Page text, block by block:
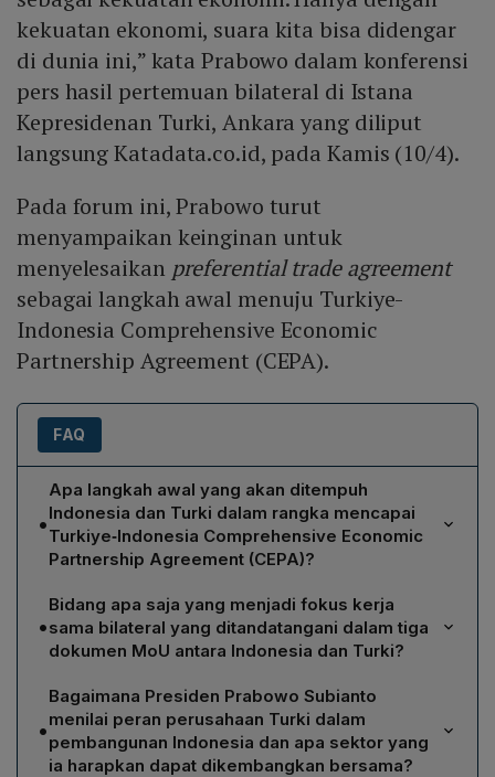
kekuatan ekonomi, suara kita bisa didengar
di dunia ini,” kata Prabowo dalam konferensi
pers hasil pertemuan bilateral di Istana
Kepresidenan Turki, Ankara yang diliput
langsung Katadata.co.id, pada Kamis (10/4).
Pada forum ini, Prabowo turut
menyampaikan keinginan untuk
menyelesaikan preferential trade agreement
sebagai langkah awal menuju Turkiye-
Indonesia Comprehensive Economic
Partnership Agreement (CEPA).
FAQ
•
Apa langkah awal yang akan ditempuh
Indonesia dan Turki dalam rangka mencapai
Turkiye‑Indonesia Comprehensive Economic
Partnership Agreement (CEPA)?
Indonesia dan Turki akan menyelesaikan preferential
trade agreement (PTA) sebagai langkah pertama.
Kedua negara telah menginstruksikan kementerian
yang nantinya menjadi fondasi bagi pembentukan
Turkiye‑Indonesia CEPA yang lebih komprehensif.
•
Bidang apa saja yang menjadi fokus kerja
sama bilateral yang ditandatangani dalam tiga
dokumen MoU antara Indonesia dan Turki?
MoU mencakup (1) penanggulangan bencana antara
BNPB Indonesia dan Badan Penanggulangan Bencana
Kementerian Dalam Negeri Turki; (2) kerja sama media,
hubungan masyarakat, dan komunikasi antara Kantor
•
Bagaimana Presiden Prabowo Subianto
menilai peran perusahaan Turki dalam
pembangunan Indonesia dan apa sektor yang
ia harapkan dapat dikembangkan bersama?